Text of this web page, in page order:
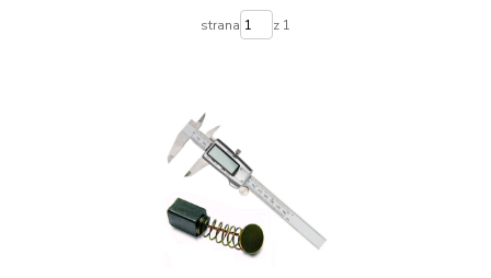
strana z 1